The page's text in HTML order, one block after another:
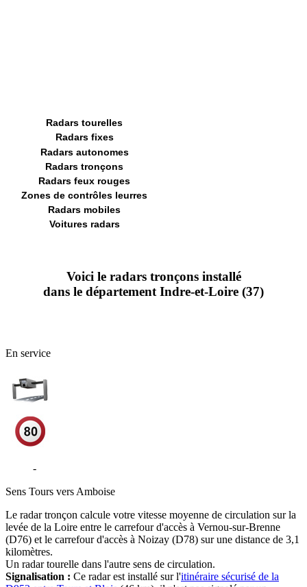
Radars tourelles
Radars fixes
Radars autonomes
Radars tronçons
Radars feux rouges
Zones de contrôles leurres
Radars mobiles
Voitures radars
Voici le radars tronçons installé
dans le département Indre-et-Loire (37)
En service
-
Sens Tours vers Amboise
Le radar tronçon calcule votre vitesse moyenne de circulation sur la
levée de la Loire entre le carrefour d'accès à Vernou-sur-Brenne
(D76) et le carrefour d'accès à Noizay (D78) sur une distance de 3,1
kilomètres.
Un radar tourelle dans l'autre sens de circulation.
Signalisation : Ce radar est installé sur l'itinéraire sécurisé de la